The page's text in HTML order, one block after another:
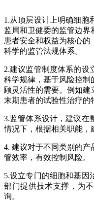
1.从顶层设计上明确细胞
监局和卫健委的监管边界
患者安全和权益为核心的
科学的监管法规体系。
2.建议监管制度体系的设
科学规律，基于风险控制
顾灵活性的需要。例如
末期患者的试验性治疗的
3.监管体系设计，建议在
情况下，根据相关职能，
4. 建议对于不同类别的
管效率，有效控制风险。
5.设立专门的细胞和基因
部门提供技术支撑，为
询。